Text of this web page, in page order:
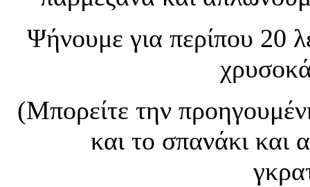
Ψήνουμε για περίπου 20
(Μπορείτε την
και το σπανάκι και